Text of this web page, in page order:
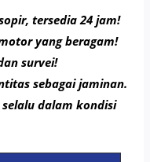
tersedia 24 jam!
yang beragam!
survei!
sebagai jaminan.
dalam kondisi